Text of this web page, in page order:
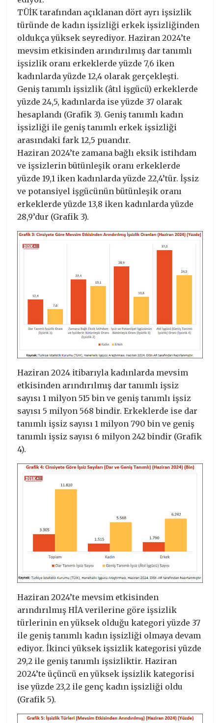
TÜİK tarafından açıklanan dört ayrı işsizlik
türünde de kadın işsizliği erkek işsizliğinden
oldukça yüksek seyrediyor. Haziran 2024’te
mevsim etkisinden arındırılmış dar tanımlı
işsizlik oranı erkeklerde yüzde 7,6 iken
kadınlarda yüzde 12,4 olarak gerçekleşti.
Geniş tanımlı işsizlik (âtıl işgücü) erkeklerde
yüzde 24,5, kadınlarda ise yüzde 37 olarak
hesaplandı (Grafik 3). Geniş tanımlı kadın
işsizliği ile geniş tanımlı erkek işsizliği
arasındaki fark 12,5 puandır.
Haziran 2024’te zamana bağlı eksik istihdam
ve işsizlerin bütünleşik oranı erkeklerde
yüzde 19,1 iken kadınlarda yüzde 22,4’tür. İşsiz
ve potansiyel işgücünün bütünleşik oranı
erkeklerde yüzde 13,8 iken kadınlarda yüzde
28,9’dur (Grafik 3).
Haziran 2024 itibarıyla kadınlarda mevsim
etkisinden arındırılmış dar tanımlı işsiz
sayısı 1 milyon 515 bin ve geniş tanımlı işsiz
sayısı 5 milyon 568 bindir. Erkeklerde ise dar
tanımlı işsiz sayısı 1 milyon 790 bin ve geniş
tanımlı işsiz sayısı 6 milyon 242 bindir (Grafik
4).
Haziran 2024’te mevsim etkisinden
arındırılmış HİA verilerine göre işsizlik
türlerinin en yüksek olduğu kategori yüzde 37
ile geniş tanımlı kadın işsizliği olmaya devam
ediyor. İkinci yüksek işsizlik kategorisi yüzde
29,2 ile geniş tanımlı işsizliktir. Haziran
2024’te üçüncü en yüksek işsizlik kategorisi
ise yüzde 23,2 ile genç kadın işsizliği oldu
(Grafik 5).